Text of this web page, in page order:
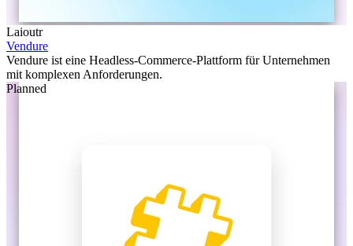
Laioutr
Vendure
Vendure ist eine Headless-Commerce-Plattform für Unternehmen
mit komplexen Anforderungen.
Planned